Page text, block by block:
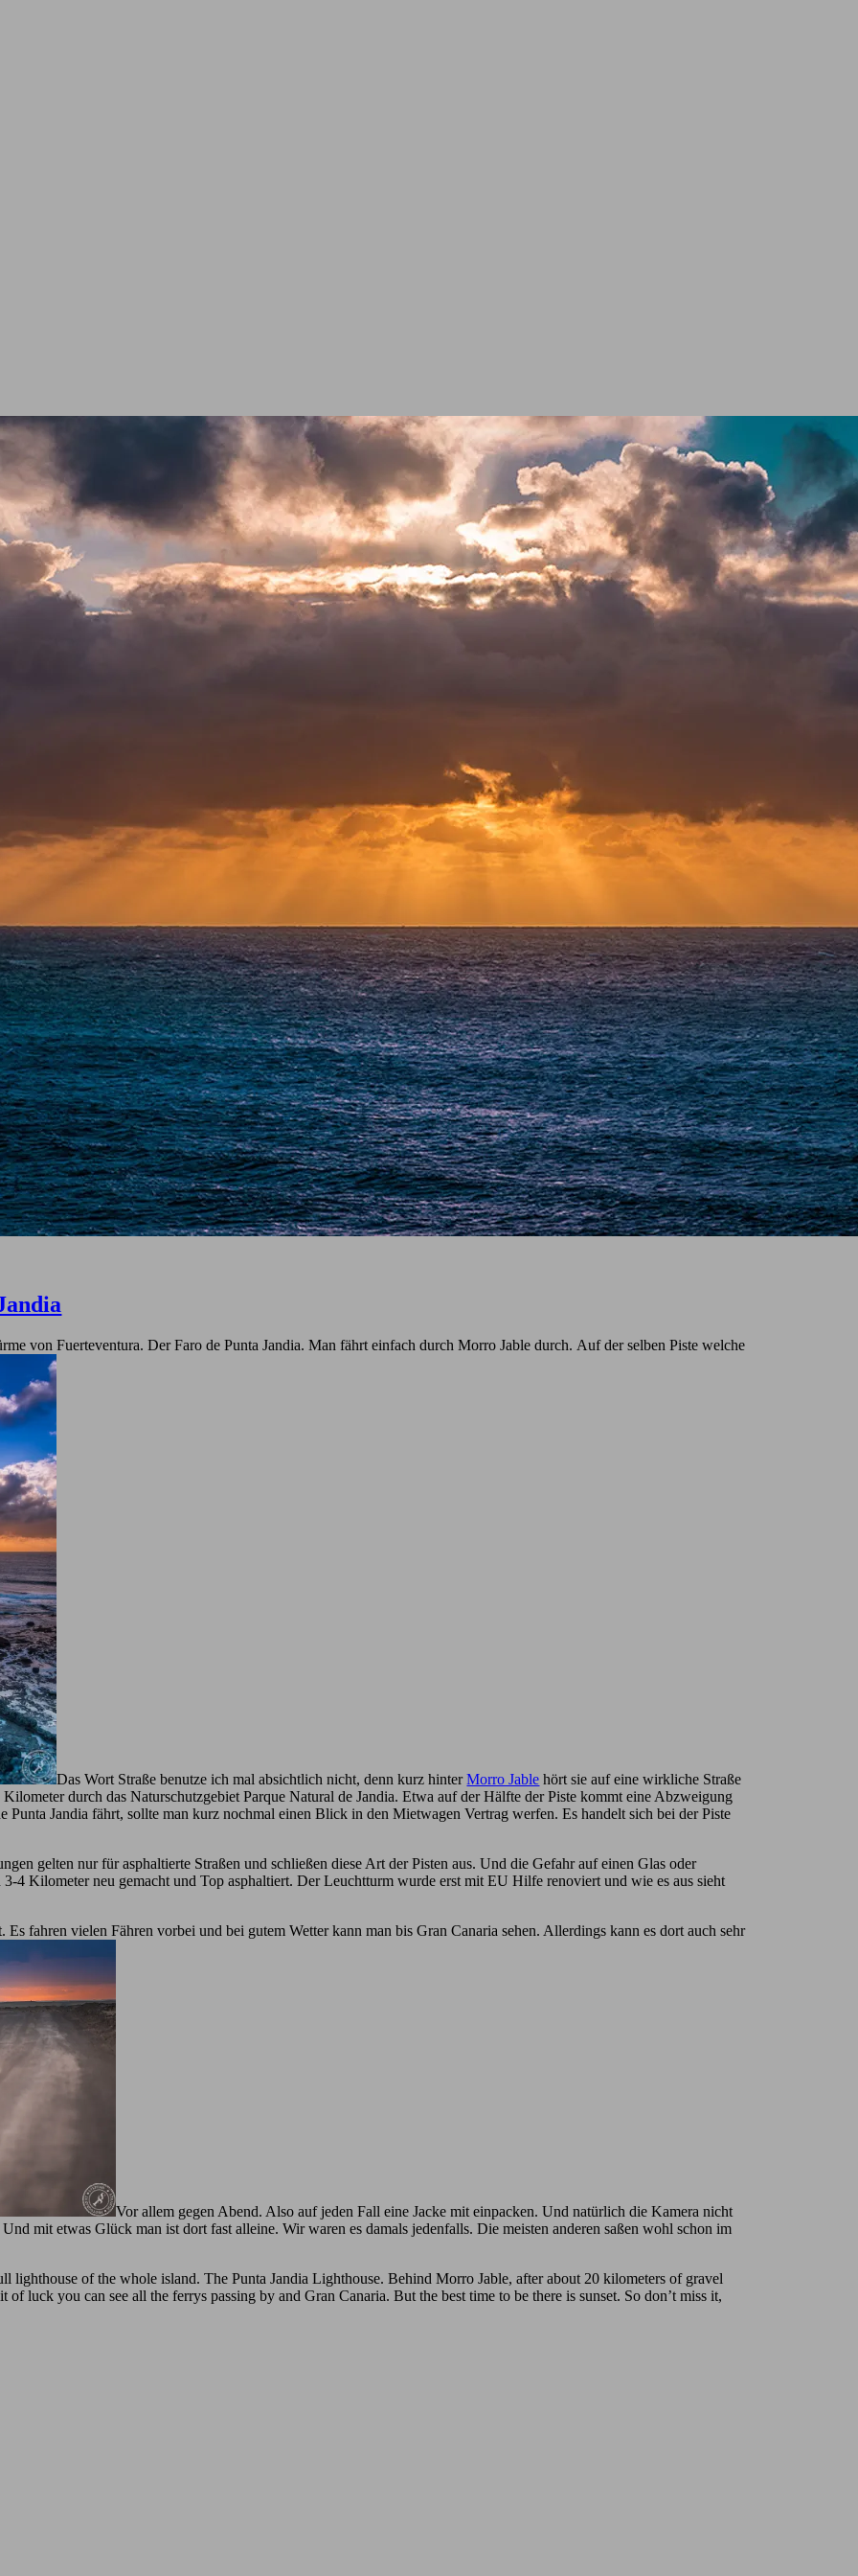
von Fuerteventura. Der Faro de Punta Jandia. Man fährt einfach durch Morro Jable durch. Auf der selben Piste welche
Das Wort Straße benutze ich mal absichtlich nicht, denn kurz hinterMorro Jable hört sie auf eine wirkliche Straße
durch das Naturschutzgebiet Parque Natural de Jandia. Etwa auf der Hälfte der Piste kommt eine Abzweigung
Jandia fährt, sollte man kurz nochmal einen Blick in den Mietwagen Vertrag werfen. Es handelt sich bei der Piste
gelten nur für asphaltierte Straßen und schließen diese Art der Pisten aus. Und die Gefahr auf einen Glas oder
4 Kilometer neu gemacht und Top asphaltiert. Der Leuchtturm wurde erst mit EU Hilfe renoviert und wie es aus sieht
fahren vielen Fähren vorbei und bei gutem Wetter kann man bis Gran Canaria sehen. Allerdings kann es dort auch sehr
Vor allem gegen Abend. Also auf jeden Fall eine Jacke mit einpacken. Und natürlich die Kamera nicht
mit etwas Glück man ist dort fast alleine. Wir waren es damals jedenfalls. Die meisten anderen saßen wohl schon im
lighthouse of the whole island. The Punta Jandia Lighthouse. Behind Morro Jable, after about 20 kilometers of gravel
luck you can see all the ferrys passing by and Gran Canaria. But the best time to be there is sunset. So don’t miss it,